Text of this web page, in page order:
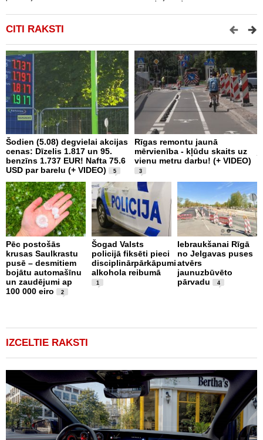
CITI RAKSTI
Šodien (5.08) degvielai akcijas
cenas: Dīzelis 1.817 un 95.
benzīns 1.737 EUR! Nafta 75.6
USD par barelu (+ VIDEO)
5
Rīgas remontu jaunā
mērvienība - kļūdu skaits uz
vienu metru darbu! (+ VIDEO)
3
Pēc postošās
krusas Saulkrastu
pusē – desmitiem
bojātu automašīnu
un zaudējumi ap
100 000 eiro
2
Šogad Valsts
policijā fiksēti pieci
disciplinārpārkāpumi
alkohola reibumā
1
Iebraukšanai Rīgā
no Jelgavas puses
atvērs
jaunuzbūvēto
pārvadu
4
IZCELTIE RAKSTI